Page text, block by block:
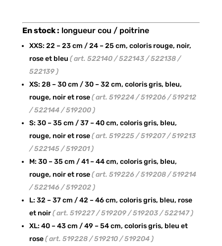
En stock : longueur cou / poitrine
XXS: 22 – 23 cm / 24 – 25 cm, coloris rouge, noir,
rose et bleu ( art. 522140 / 522143 / 522138 /
522139 )
XS: 28 – 30 cm / 30 – 32 cm, coloris gris, bleu,
rouge, noir et rose( art. 519224 / 519206 / 519212
/ 522144 / 519200 )
S: 30 – 35 cm / 37 – 40 cm, coloris gris, bleu,
rouge, noir et rose( art. 519225 / 519207 / 519213
/ 522145 / 519201 )
M: 30 – 35 cm / 41 – 44 cm, coloris gris, bleu,
rouge, noir et rose( art. 519226 / 519208 / 519214
/ 522146 / 519202 )
L: 32 – 37 cm / 42 – 46 cm, coloris gris, bleu, rose
et noir( art. 519227 / 519209 / 519203 / 522147 )
XL: 40 – 43 cm / 49 – 54 cm, coloris gris, bleu et
rose( art. 519228 / 519210 / 519204 )